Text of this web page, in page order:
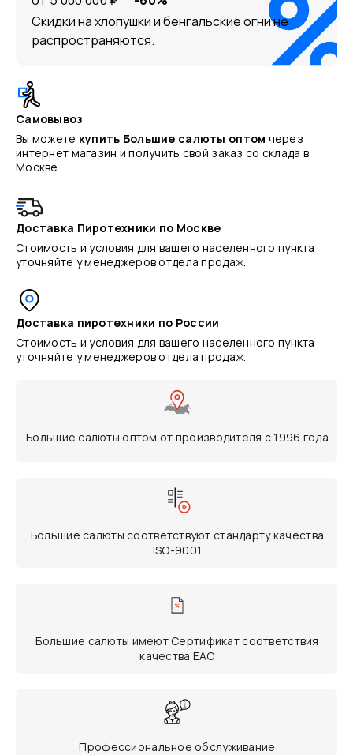
Скидки на хлопушки и бенгальские огни не
распространяются.
Самовывоз
Вы можете купить Большие салюты оптом через
интернет магазин и получить свой заказ со склада в
Москве
Доставка Пиротехники по Москве
Стоимость и условия для вашего населенного пункта
уточняйте у менеджеров отдела продаж.
Доставка пиротехники по России
Стоимость и условия для вашего населенного пункта
уточняйте у менеджеров отдела продаж.
Большие салюты оптом от производителя с 1996 года
Большие салюты соответствуют стандарту качества
ISO-9001
Большие салюты имеют Сертификат соответствия
качества ЕАС
Профессиональное обслуживание